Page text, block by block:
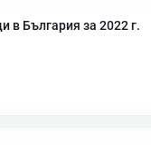
в България за 2022 г.